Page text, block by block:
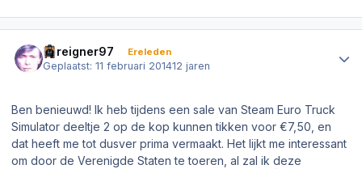
Foreigner97 Ereleden
Geplaatst:11 februari 201412 jaren
Ben benieuwd! Ik heb tijdens een sale van Steam Euro Truck
Simulator deeltje 2 op de kop kunnen tikken voor €7,50, en
dat heeft me tot dusver prima vermaakt. Het lijkt me interessant
om door de Verenigde Staten te toeren, al zal ik deze